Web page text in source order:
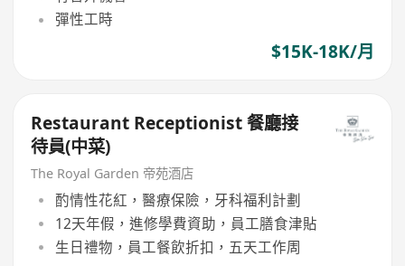
彈性工時
$15K-18K/月
Restaurant Receptionist 餐廳接
待員(中菜)
The Royal Garden 帝苑酒店
酌情性花紅，醫療保險，牙科福利計劃
12天年假，進修學費資助，員工膳食津貼
生日禮物，員工餐飲折扣，五天工作周